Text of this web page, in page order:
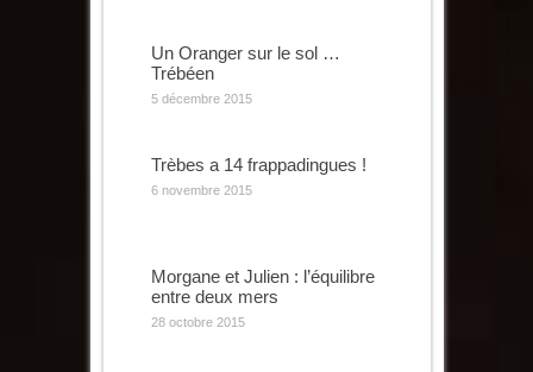
Un Oranger sur le sol …
Trébéen
5 décembre 2015
Trèbes a 14 frappadingues !
6 novembre 2015
Morgane et Julien : l’équilibre
entre deux mers
28 octobre 2015